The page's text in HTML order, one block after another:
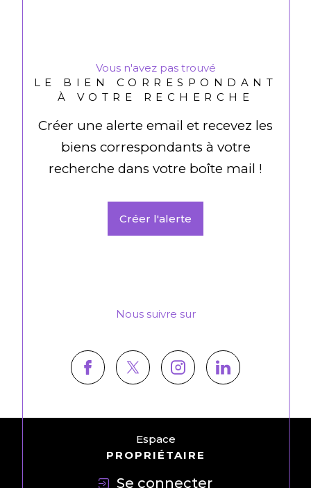
Vous n'avez pas trouvé
LE BIEN CORRESPONDANT
À VOTRE RECHERCHE
Créer une alerte email et recevez les
biens correspondants à votre
recherche dans votre boîte mail !
Créer l'alerte
Nous suivre sur
Espace
PROPRIÉTAIRE
Se connecter